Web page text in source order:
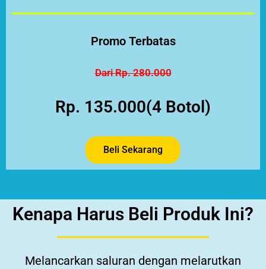
Promo Terbatas
Dari Rp. 280.000
Rp. 135.000(4 Botol)
Beli Sekarang
Kenapa Harus Beli Produk Ini?
Melancarkan saluran dengan melarutkan